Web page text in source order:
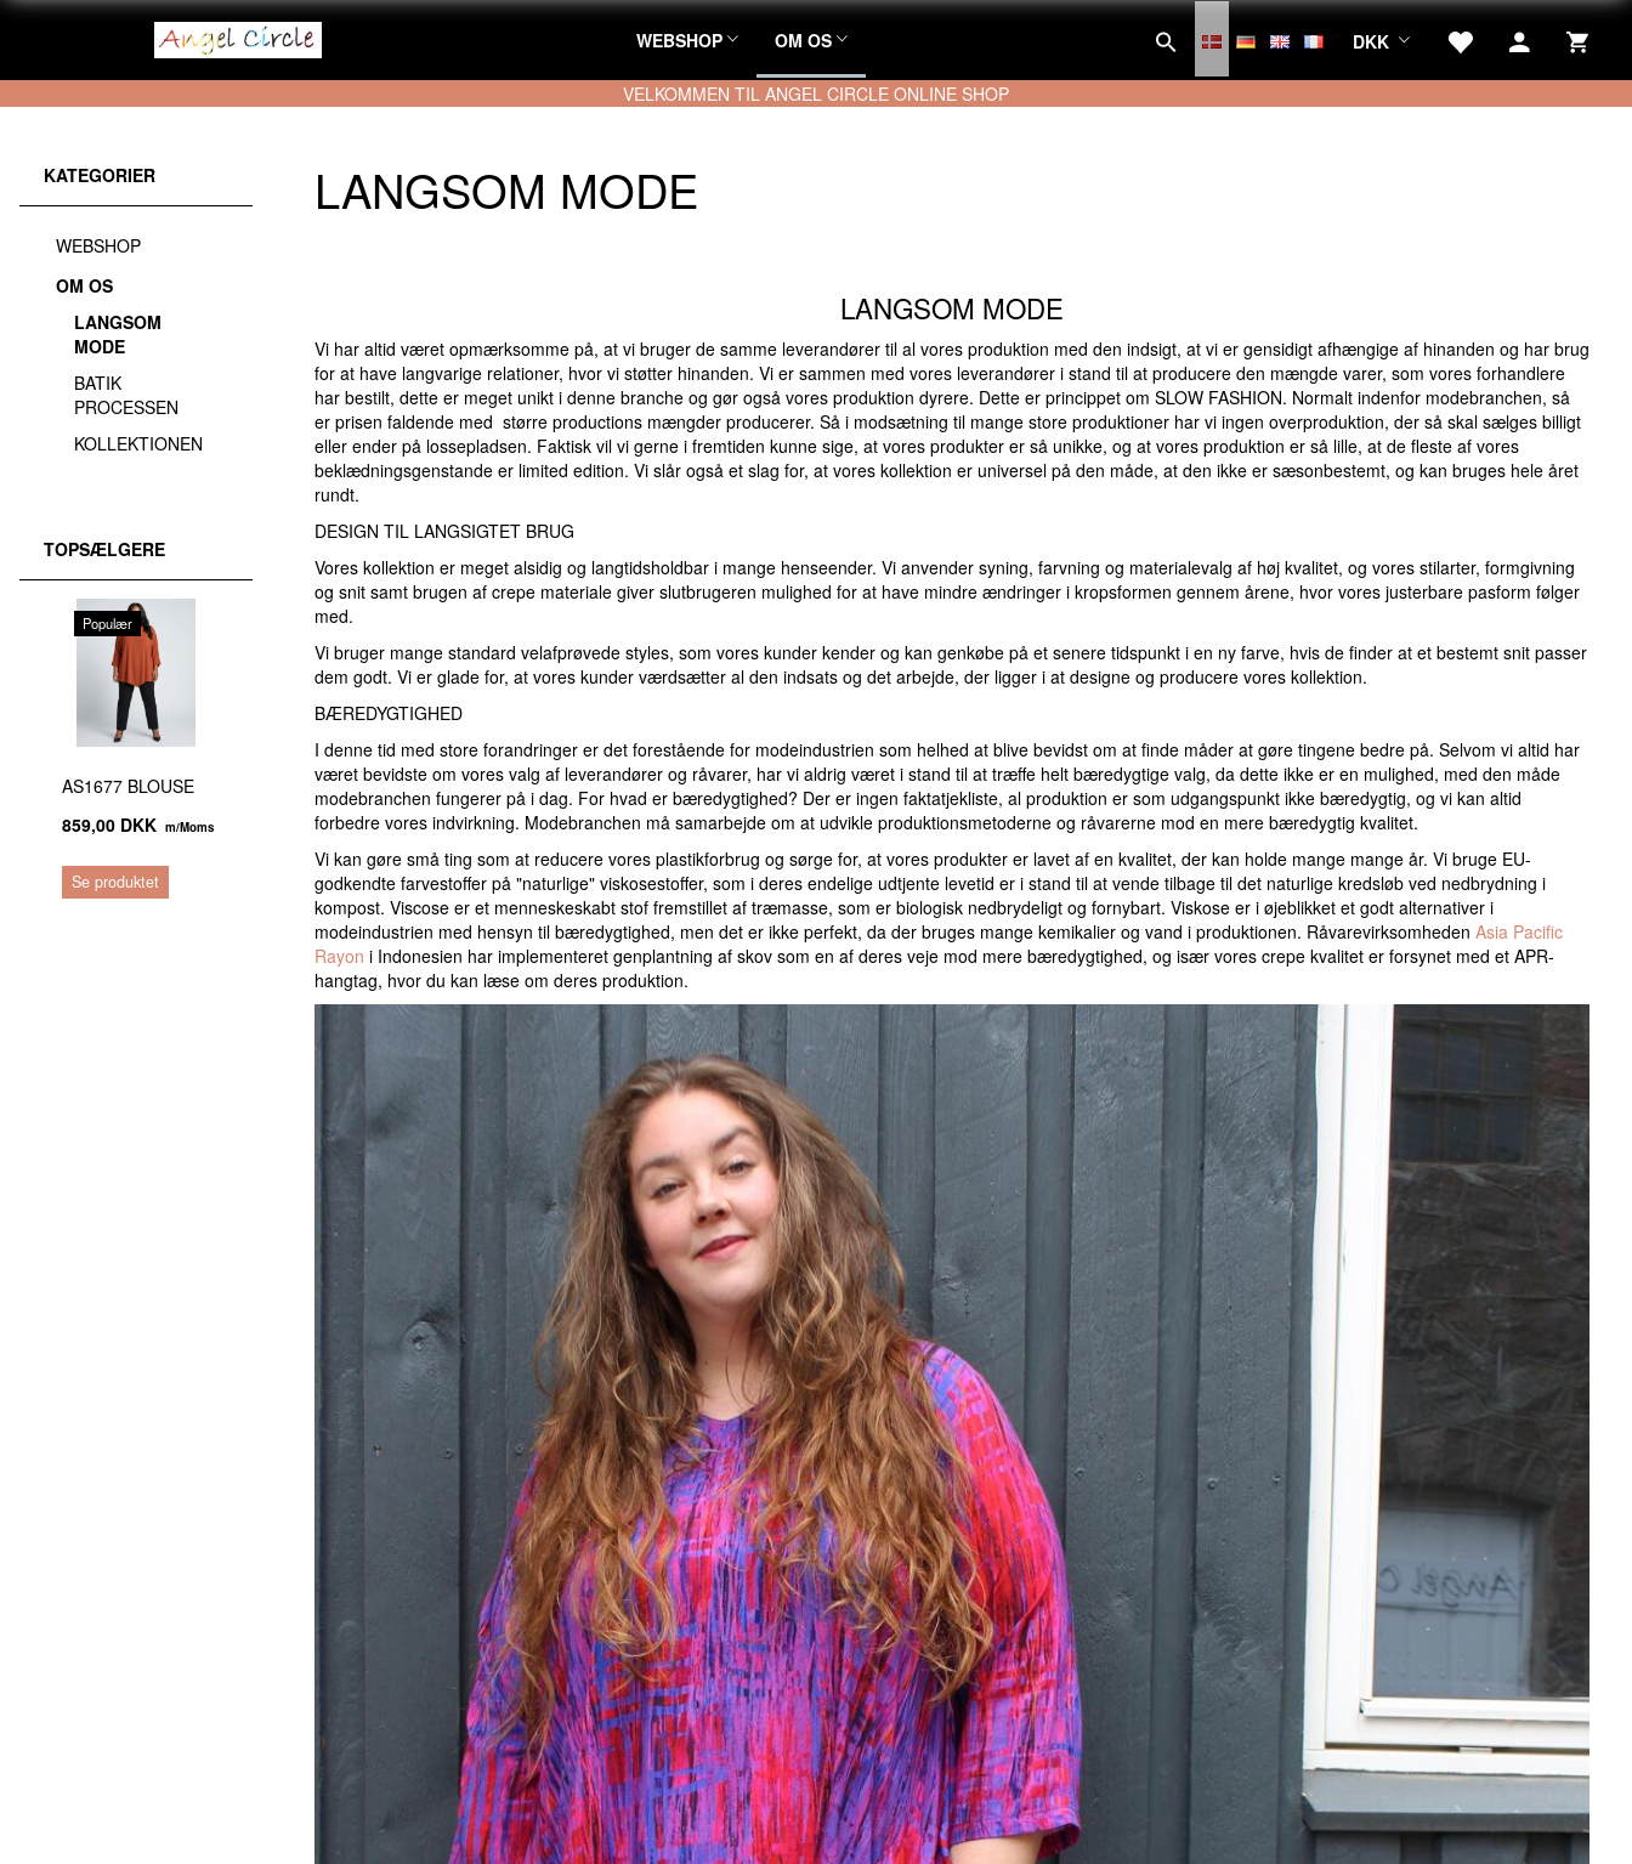
WEBSHOP OM OS DKK
VELKOMMEN TIL ANGEL CIRCLE ONLINE SHOP
KATEGORIER
WEBSHOP
OM OS
LANGSOM
MODE
BATIK
PROCESSEN
KOLLEKTIONEN
TOPSÆLGERE
Populær
AS1677 BLOUSE
859,00 DKK m/Moms
Se produktet
LANGSOM MODE
LANGSOM MODE
Vi har altid været opmærksomme på, at vi bruger de samme leverandører til al vores produktion med den indsigt, at vi er gensidigt afhængige af hinanden og har brug
for at have langvarige relationer, hvor vi støtter hinanden. Vi er sammen med vores leverandører i stand til at producere den mængde varer, som vores forhandlere
har bestilt, dette er meget unikt i denne branche og gør også vores produktion dyrere. Dette er princippet om SLOW FASHION. Normalt indenfor modebranchen, så
er prisen faldende med større productions mængder producerer. Så i modsætning til mange store produktioner har vi ingen overproduktion, der så skal sælges billigt
eller ender på lossepladsen. Faktisk vil vi gerne i fremtiden kunne sige, at vores produkter er så unikke, og at vores produktion er så lille, at de fleste af vores
beklædningsgenstande er limited edition. Vi slår også et slag for, at vores kollektion er universel på den måde, at den ikke er sæsonbestemt, og kan bruges hele året
rundt.
DESIGN TIL LANGSIGTET BRUG
Vores kollektion er meget alsidig og langtidsholdbar i mange henseender. Vi anvender syning, farvning og materialevalg af høj kvalitet, og vores stilarter, formgivning
og snit samt brugen af ​​crepe materiale giver slutbrugeren mulighed for at have mindre ændringer i kropsformen gennem årene, hvor vores justerbare pasform følger
med.
Vi bruger mange standard velafprøvede styles, som vores kunder kender og kan genkøbe på et senere tidspunkt i en ny farve, hvis de finder at et bestemt snit passer
dem godt. Vi er glade for, at vores kunder værdsætter al den indsats og det arbejde, der ligger i at designe og producere vores kollektion.
BÆREDYGTIGHED
I denne tid med store forandringer er det forestående for modeindustrien som helhed at blive bevidst om at finde måder at gøre tingene bedre på. Selvom vi altid har
været bevidste om vores valg af leverandører og råvarer, har vi aldrig været i stand til at træffe helt bæredygtige valg, da dette ikke er en mulighed, med den måde
modebranchen fungerer på i dag. For hvad er bæredygtighed? Der er ingen faktatjekliste, al produktion er som udgangspunkt ikke bæredygtig, og vi kan altid
forbedre vores indvirkning. Modebranchen må samarbejde om at udvikle produktionsmetoderne og råvarerne mod en mere bæredygtig kvalitet.
Vi kan gøre små ting som at reducere vores plastikforbrug og sørge for, at vores produkter er lavet af en kvalitet, der kan holde mange mange år. Vi bruge EU-
godkendte farvestoffer på "naturlige" viskosestoffer, som i deres endelige udtjente levetid er i stand til at vende tilbage til det naturlige kredsløb ved nedbrydning i
kompost. Viscose er et menneskeskabt stof fremstillet af træmasse, som er biologisk nedbrydeligt og fornybart. Viskose er i øjeblikket et godt alternativer i
modeindustrien med hensyn til bæredygtighed, men det er ikke perfekt, da der bruges mange kemikalier og vand i produktionen. Råvarevirksomheden Asia Pacific
Rayon i Indonesien har implementeret genplantning af skov som en af ​​deres veje mod mere bæredygtighed, og især vores crepe kvalitet er forsynet med et APR-
hangtag, hvor du kan læse om deres produktion.